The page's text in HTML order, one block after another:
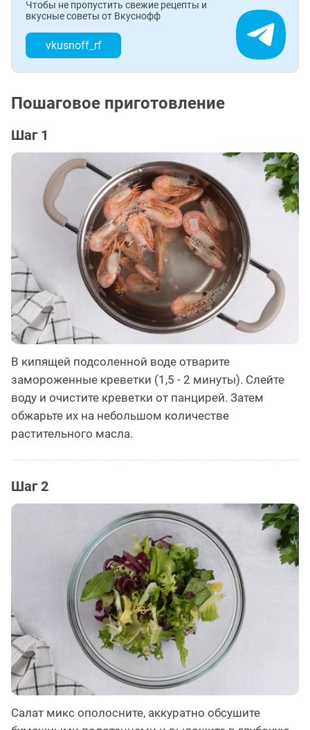
Чтобы не пропустить свежие рецепты и
вкусные советы от Вкуснофф
vkusnoff_rf
Пошаговое приготовление
Шаг 1
В кипящей подсоленной воде отварите
замороженные креветки (1,5 - 2 минуты). Слейте
воду и очистите креветки от панцирей. Затем
обжарьте их на небольшом количестве
растительного масла.
Шаг 2
Салат микс ополосните, аккуратно обсушите